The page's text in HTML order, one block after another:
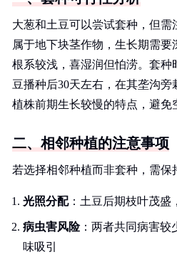
大葱和土豆可以尝试套种，但需
属于地下块茎作物，生长期需要
根系较浅，喜湿润但怕涝。套种
豆播种后30天左右，在其垄沟
植株前期生长较慢的特点，避免
二、相邻种植的注意事项
若选择相邻种植而非套种，需保
光照分配：土豆后期枝叶茂盛
病虫害风险：两者共同病害较
味吸引